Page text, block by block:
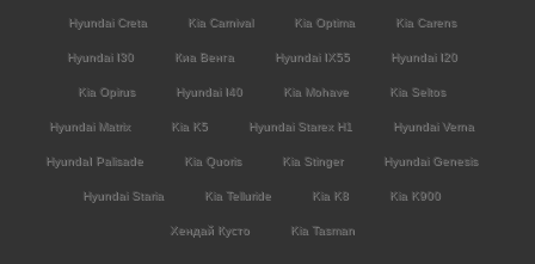
Hyundai Creta Kia Carnival Kia Optima Kia Carens
Hyundai I30 Киа Венга Hyundai IX55 Hyundai I20
Kia Opirus Hyundai I40 Kia Mohave Kia Seltos
Hyundai Matrix Kia K5 Hyundai Starex H1 Hyundai Verna
HyundaI Palisade Kia Quoris Kia Stinger Hyundai Genesis
Hyundai Staria Kia Telluride Kia K8 Kia K900
Хендай Кусто Kia Tasman